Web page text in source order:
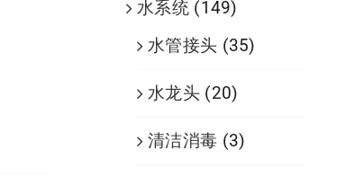
水系统 (149)
水管接头 (35)
水龙头 (20)
清洁消毒 (3)